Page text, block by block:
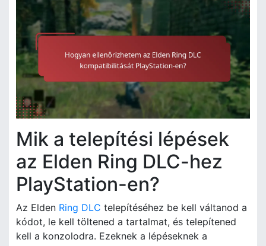
Mik a telepítési lépések
az Elden Ring DLC-hez
PlayStation-en?
Az Elden Ring DLC telepítéséhez be kell váltanod a
kódot, le kell töltened a tartalmat, és telepítened
kell a konzolodra. Ezeknek a lépéseknek a